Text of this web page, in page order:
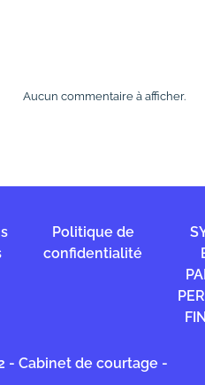
Aucun commentaire à afficher.
Politique de
confidentialité
- Cabinet de courtage -